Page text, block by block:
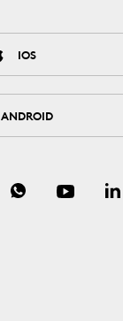
IOS
ANDROID